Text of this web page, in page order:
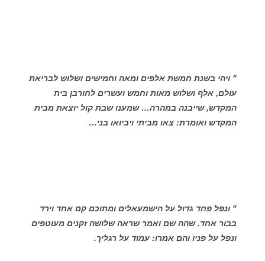
" ויהי בשנת חמשת אלפים ומאה וחמישים ושלוש לבריאת
עולם, אלף ושלוש מאות וחמש ועשרים לחורבן בית
המקדש, שייבנה במהרה… שמענו שבת קול יוצאת מבית
המקדש ואומרת: צאו מביתי ויביואו בני…
" ונפל פחד גדול על הישמעאלים ומתוכם קם אחד וירד
בבור אחד. שהה שם ואמר שראה שלושה זקנים מעוטפים
ונפל על פניו והם אמרו: עמוד על רגליך.